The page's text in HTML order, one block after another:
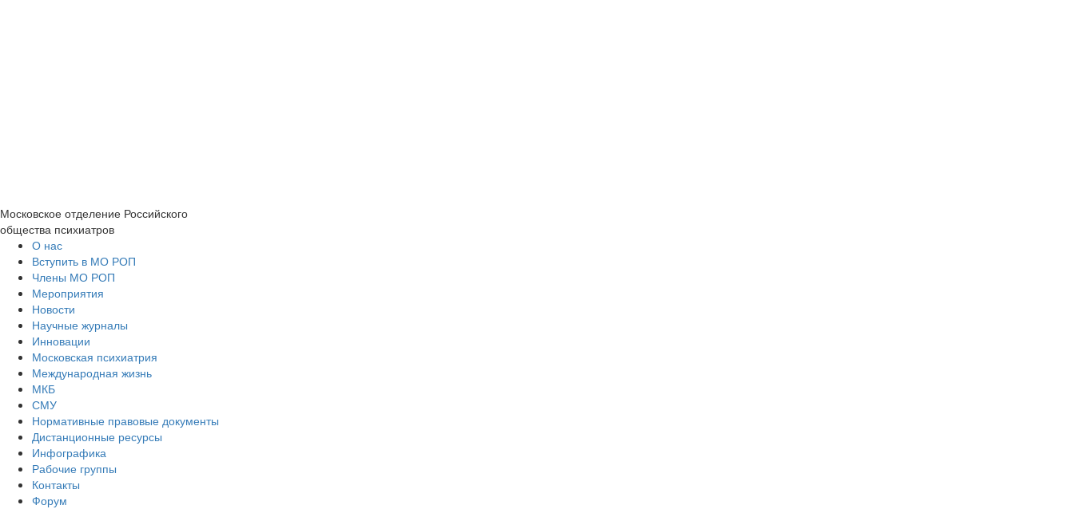
Московское отделение Российского
общества психиатров
О нас
Вступить в МО РОП
Члены МО РОП
Мероприятия
Новости
Научные журналы
Инновации
Московская психиатрия
Международная жизнь
МКБ
СМУ
Нормативные правовые документы
Дистанционные ресурсы
Инфографика
Рабочие группы
Контакты
Форум